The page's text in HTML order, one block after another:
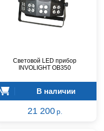
Световой LED прибор
INVOLIGHT OB350
В наличии
21 200 р.